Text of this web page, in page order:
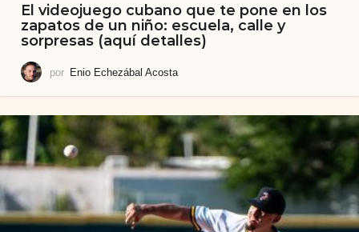
El videojuego cubano que te pone en los
zapatos de un niño: escuela, calle y
sorpresas (aquí detalles)
por Enio Echezábal Acosta